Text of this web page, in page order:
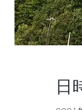
日